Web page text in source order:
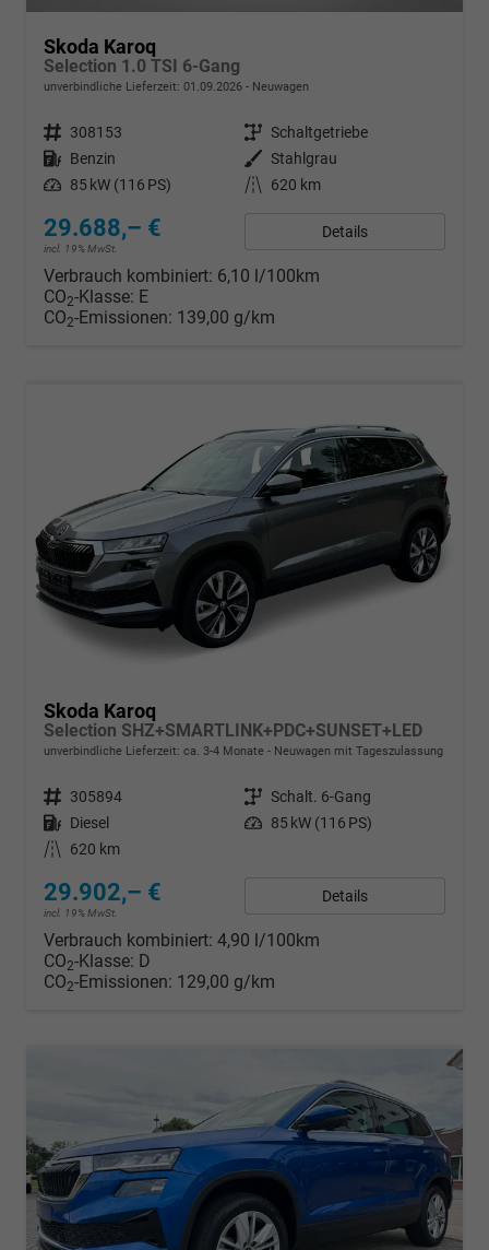
Skoda Karoq
Selection 1.0 TSI 6-Gang
unverbindliche Lieferzeit: 01.09.2026 Neuwagen
Fahrzeugnr. 308153 Getriebe Schaltgetriebe
Kraftstoff Benzin Außenfarbe Stahlgrau
Leistung 85 kW (116 PS) Kilometerstand 620 km
29.688,– €
incl. 19% MwSt.
Details
Verbrauch kombiniert: 6,10 l/100km
CO2-Klasse: E
CO2-Emissionen: 139,00 g/km
Skoda Karoq
Selection SHZ+SMARTLINK+PDC+SUNSET+LED
unverbindliche Lieferzeit: ca. 3-4 Monate Neuwagen mit Tageszulassung
Fahrzeugnr. 305894 Getriebe Schalt. 6-Gang
Kraftstoff Diesel Leistung 85 kW (116 PS)
Kilometerstand
620 km
29.902,– €
incl. 19% MwSt.
Details
Verbrauch kombiniert: 4,90 l/100km
CO2-Klasse: D
CO2-Emissionen: 129,00 g/km